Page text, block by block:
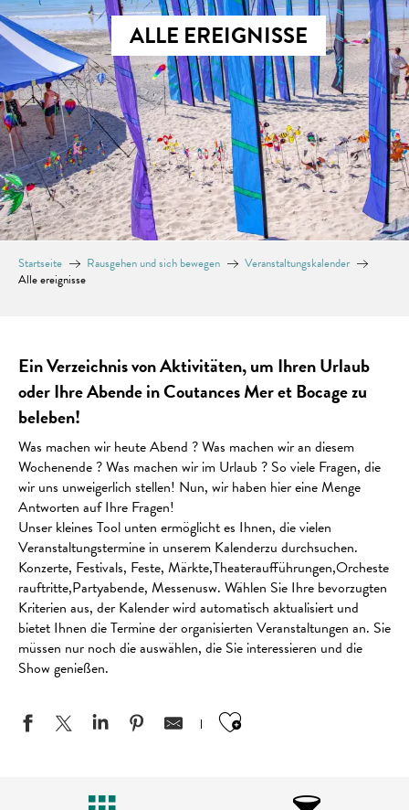
ALLE EREIGNISSE
Startseite Rausgehen und sich bewegen
Veranstaltungskalender
Alle ereignisse
Ein Verzeichnis von Aktivitäten, um Ihren Urlaub
oder Ihre Abende in Coutances Mer et Bocage zu
beleben!
Was machen wir heute Abend ? Was machen wir an diesem
Wochenende ? Was machen wir im Urlaub ? So viele Fragen, die
wir uns unweigerlich stellen! Nun, wir haben hier eine Menge
Antworten auf Ihre Fragen!
Unser kleines Tool unten ermöglicht es Ihnen, die vielen
Veranstaltungstermine in unserem Kalenderzu durchsuchen.
Konzerte, Festivals, Feste, Märkte,Theateraufführungen,Orcheste
rauftritte,Partyabende, Messenusw. Wählen Sie Ihre bevorzugten
Kriterien aus, der Kalender wird automatisch aktualisiert und
bietet Ihnen die Termine der organisierten Veranstaltungen an. Sie
müssen nur noch die auswählen, die Sie interessieren und die
Show genießen.
Ajouter aux